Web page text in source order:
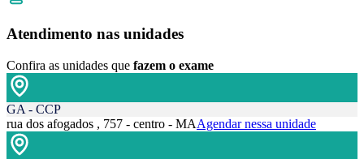
Atendimento nas unidades
Confira as unidades que fazem o exame
GA - CCP
rua dos afogados , 757 - centro - MAAgendar nessa unidade